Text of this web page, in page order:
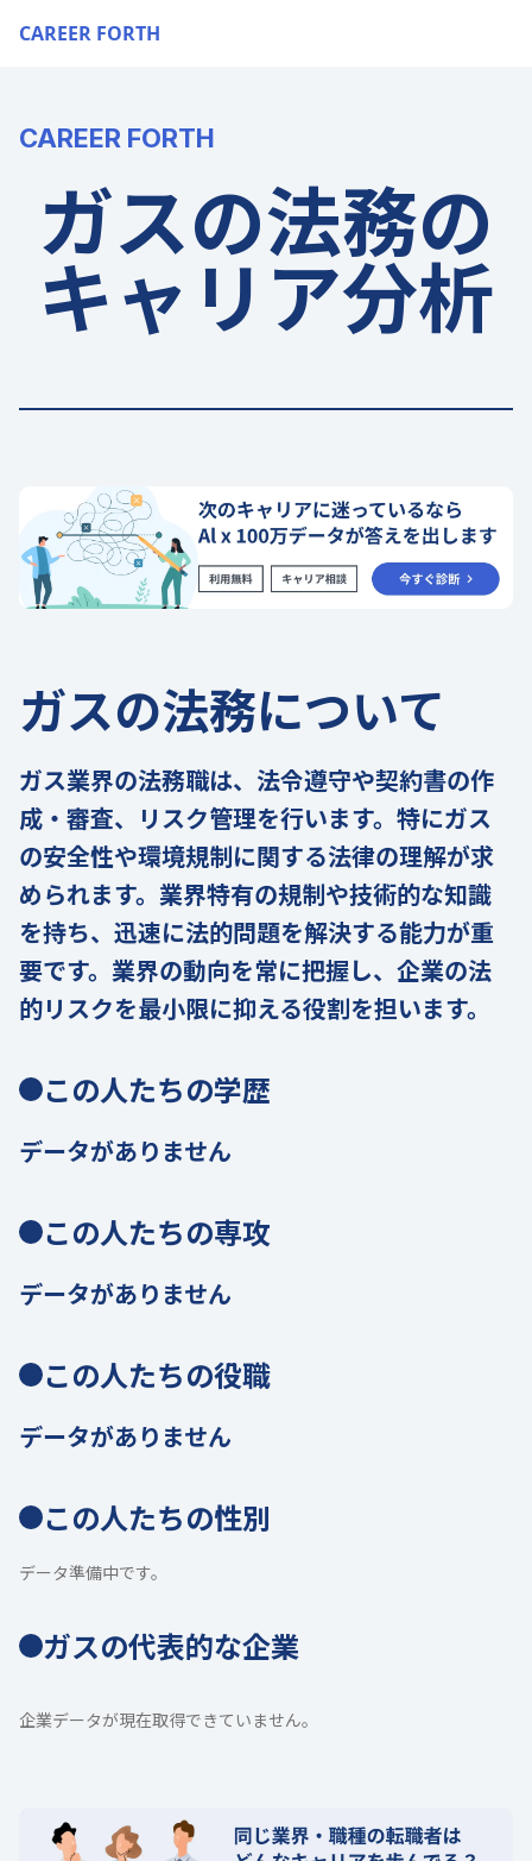
CAREER FORTH
CAREER FORTH
ガスの法務の
キャリア分析
ガスの法務について
ガス業界の法務職は、法令遵守や契約書の作
成・審査、リスク管理を行います。特にガス
の安全性や環境規制に関する法律の理解が求
められます。業界特有の規制や技術的な知識
を持ち、迅速に法的問題を解決する能力が重
要です。業界の動向を常に把握し、企業の法
的リスクを最小限に抑える役割を担います。
この人たちの学歴
データがありません
この人たちの専攻
データがありません
この人たちの役職
データがありません
この人たちの性別
データ準備中です。
ガスの代表的な企業
企業データが現在取得できていません。